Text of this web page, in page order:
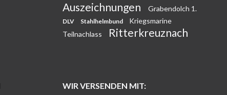
Auszeichnungen Grabendolch 1.
DLV Stahlhelmbund
Kriegsmarine
Teilnachlass
Ritterkreuznach
WIR VERSENDEN MIT: